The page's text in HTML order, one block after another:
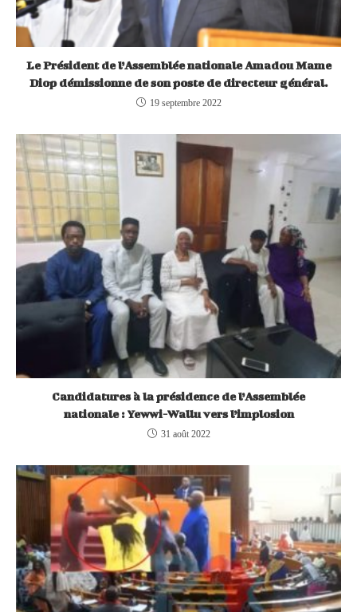
Le Président de l’Assemblée nationale Amadou Mame
Diop démissionne de son poste de directeur général.
19 septembre 2022
Candidatures à la présidence de l’Assemblée
nationale : Yewwi-Wallu vers l’implosion
31 août 2022